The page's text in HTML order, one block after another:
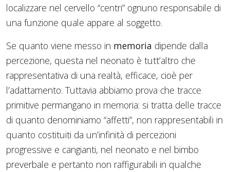
localizzare nel cervello “centri” ognuno responsabile di
una funzione quale appare al soggetto.
Se quanto viene messo in memoria dipende dalla
percezione, questa nel neonato è tutt’altro che
rappresentativa di una realtà, efficace, cioè per
l’adattamento. Tuttavia abbiamo prova che tracce
primitive permangano in memoria: si tratta delle tracce
di quanto denominiamo “affetti”, non rappresentabili in
quanto costituiti da un’infinità di percezioni
progressive e cangianti, nel neonato e nel bimbo
preverbale e pertanto non raffigurabili in qualche